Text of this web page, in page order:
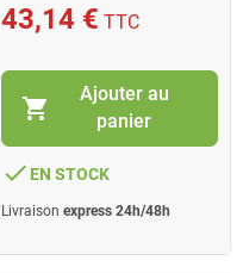
43,14 € TTC
shopping_cart
Ajouter au
panier
done EN STOCK
Livraison express 24h/48h